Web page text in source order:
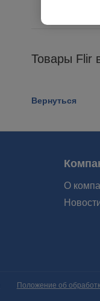
Товары Flir
Вернуться
О
Положение об